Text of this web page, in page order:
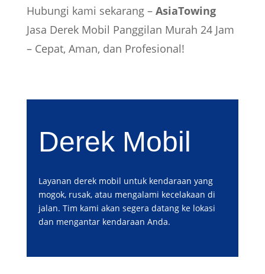
Hubungi kami sekarang – AsiaTowing
Jasa Derek Mobil Panggilan Murah 24 Jam
– Cepat, Aman, dan Profesional!
Derek Mobil
Layanan derek mobil untuk kendaraan yang
mogok, rusak, atau mengalami kecelakaan di
jalan. Tim kami akan segera datang ke lokasi
dan mengantar kendaraan Anda.